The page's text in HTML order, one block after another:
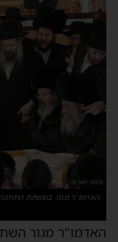
האדמו"ר מגור בשמחת
האדמו"ר מגור